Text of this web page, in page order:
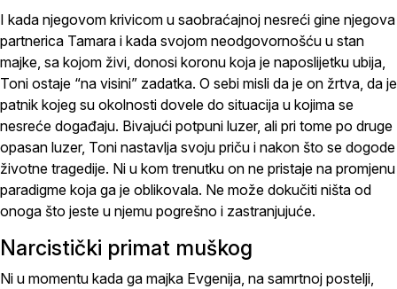
I kada njegovom krivicom u saobraćajnoj nesreći gine njegova
partnerica Tamara i kada svojom neodgovornošću u stan
majke, sa kojom živi, donosi koronu koja je naposlijetku ubija,
Toni ostaje “na visini” zadatka. O sebi misli da je on žrtva, da je
patnik kojeg su okolnosti dovele do situacija u kojima se
nesreće događaju. Bivajući potpuni luzer, ali pri tome po druge
opasan luzer, Toni nastavlja svoju priču i nakon što se dogode
životne tragedije. Ni u kom trenutku on ne pristaje na promjenu
paradigme koja ga je oblikovala. Ne može dokučiti ništa od
onoga što jeste u njemu pogrešno i zastranjujuće.
Narcistički primat muškog
Ni u momentu kada ga majka Evgenija, na samrtnoj postelji,